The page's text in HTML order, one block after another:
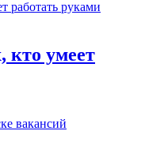
кто умеет